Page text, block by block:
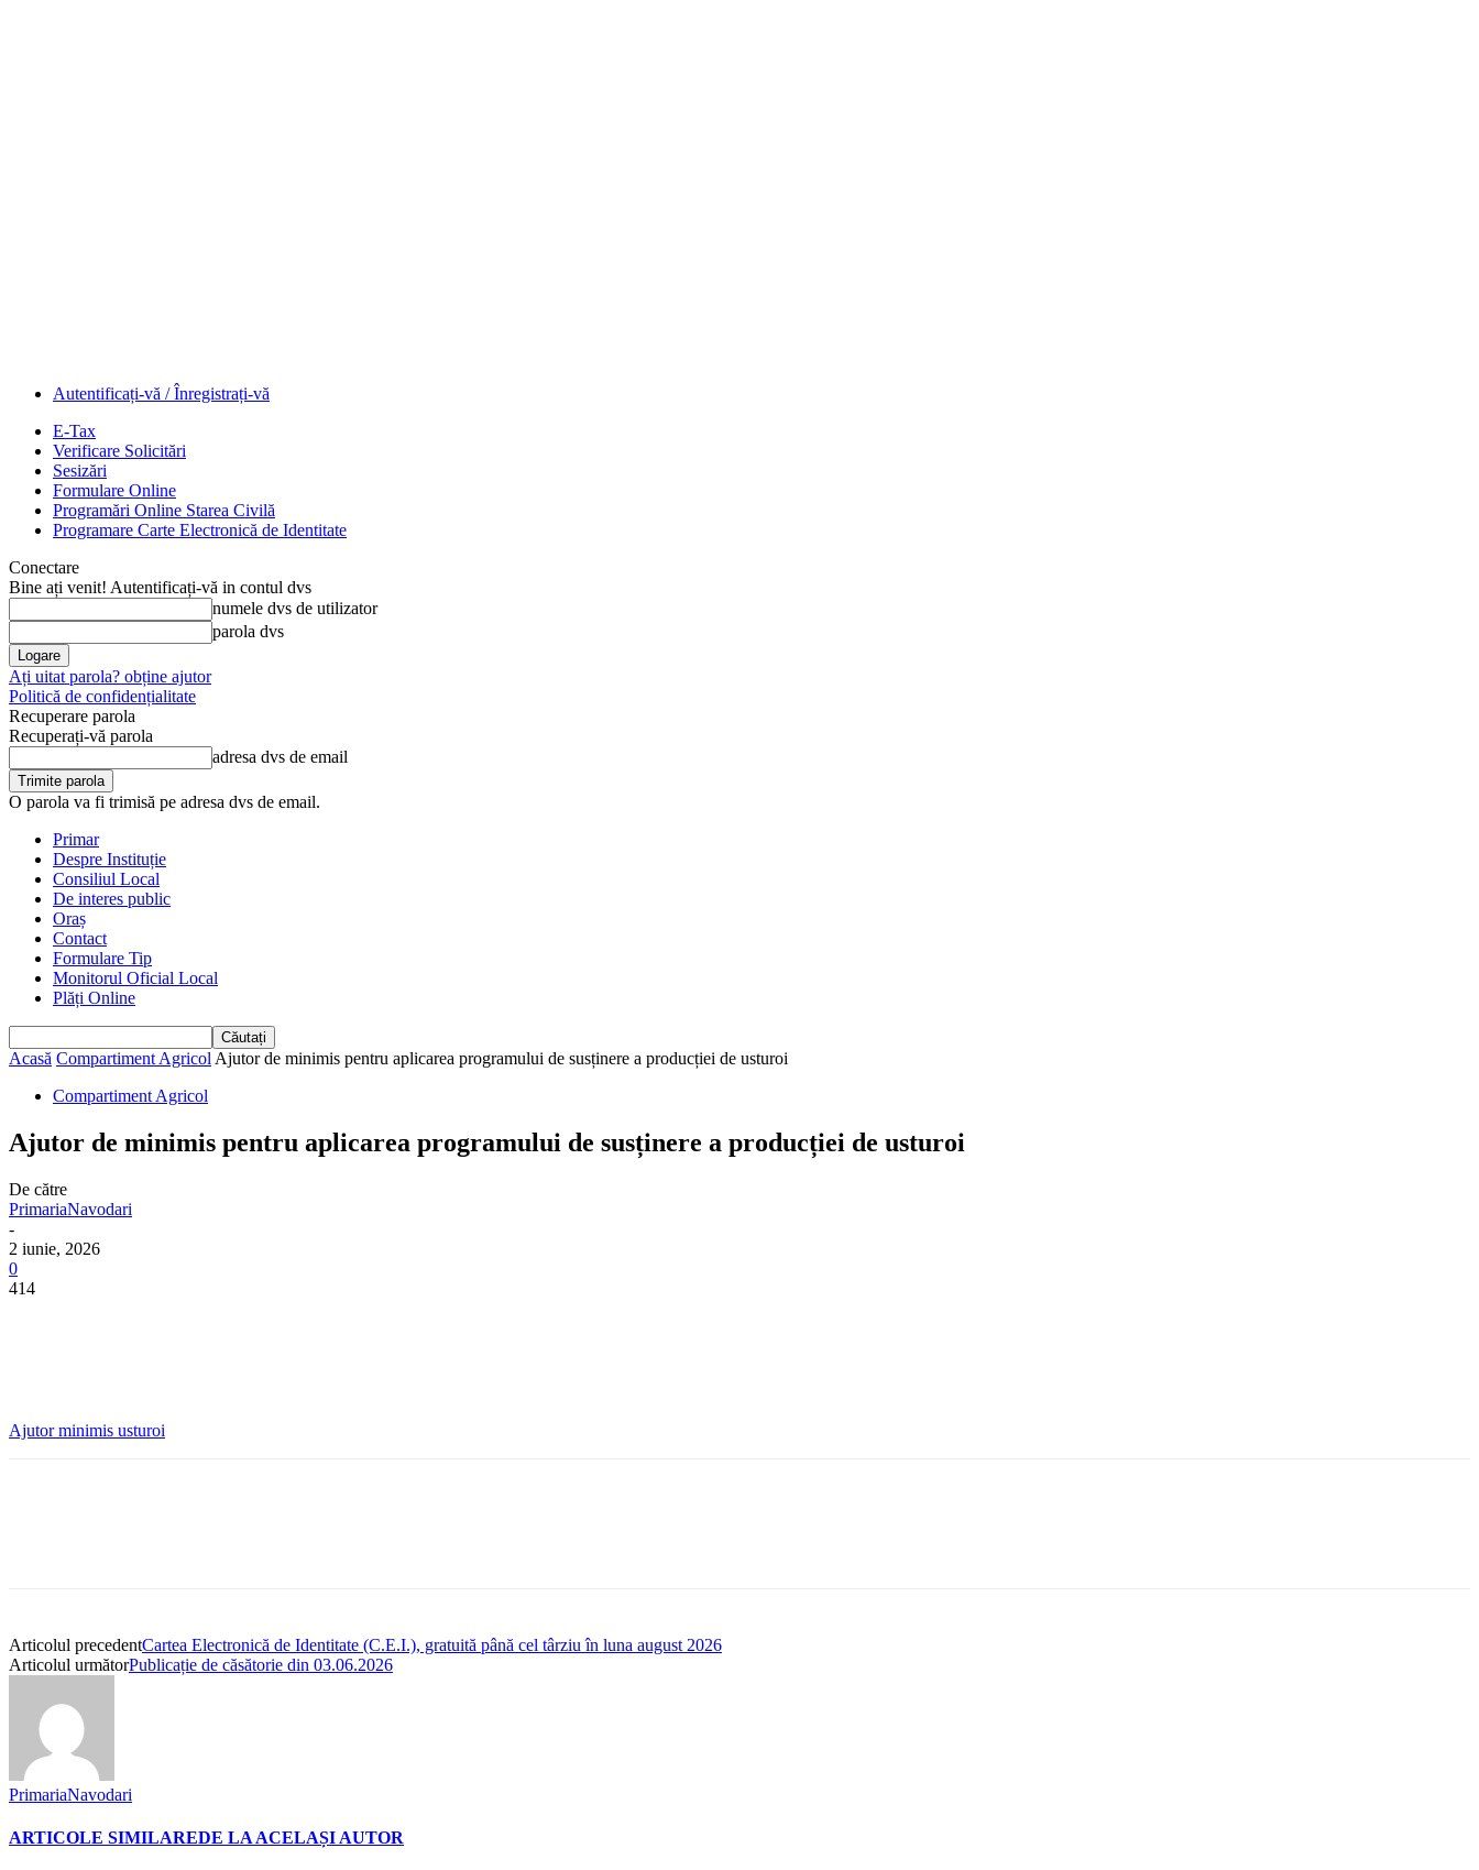
Autentificați-vă / Înregistrați-vă
E-Tax
Verificare Solicitări
Sesizări
Formulare Online
Programări Online Starea Civilă
Programare Carte Electronică de Identitate
Conectare
Bine ați venit! Autentificați-vă in contul dvs
numele dvs de utilizator
parola dvs
Ați uitat parola? obține ajutor
Politică de confidențialitate
Recuperare parola
Recuperați-vă parola
adresa dvs de email
O parola va fi trimisă pe adresa dvs de email.
Primar
Despre Instituție
Consiliul Local
De interes public
Oraș
Contact
Formulare Tip
Monitorul Oficial Local
Plăți Online
Acasă Compartiment Agricol Ajutor de minimis pentru aplicarea programului de susținere a producției de usturoi
Compartiment Agricol
Ajutor de minimis pentru aplicarea programului de susținere a producției de usturoi
De către
PrimariaNavodari
-
2 iunie, 2026
0
414
Ajutor minimis usturoi
Articolul precedentCartea Electronică de Identitate (C.E.I.), gratuită până cel târziu în luna august 2026
Articolul următorPublicație de căsătorie din 03.06.2026
PrimariaNavodari
ARTICOLE SIMILAREDE LA ACELAȘI AUTOR